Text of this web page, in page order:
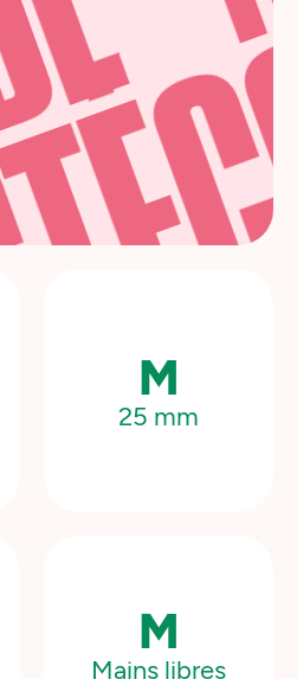
M
25 mm
M
Mains libres